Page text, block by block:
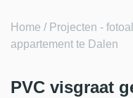
Home / Projecten -
appartement te Dalen
PVC visgraat